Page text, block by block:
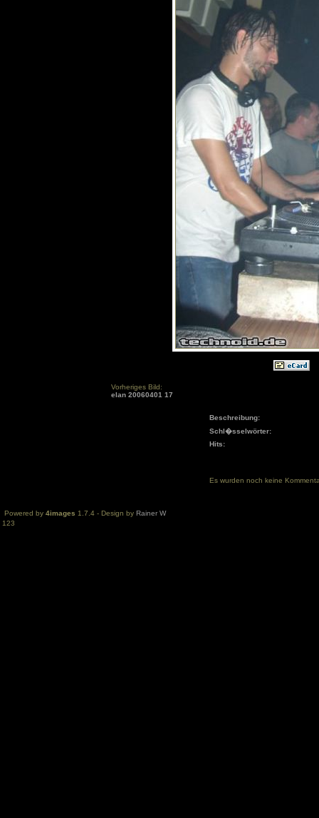
Vorheriges Bild:
elan 20060401 17
Beschreibung:
Schl�sselwörter:
Hits:
Es wurden noch keine
Powered by 4images 1.7.4 - Design by Rainer W
123